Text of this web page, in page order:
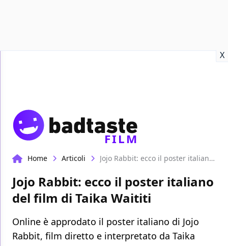
X
FILM
Home Articoli Jojo Rabbit: ecco il poster italiano del film di Taika Waititi
Jojo Rabbit: ecco il poster italiano
del film di Taika Waititi
Online è approdato il poster italiano di Jojo
Rabbit, film diretto e interpretato da Taika